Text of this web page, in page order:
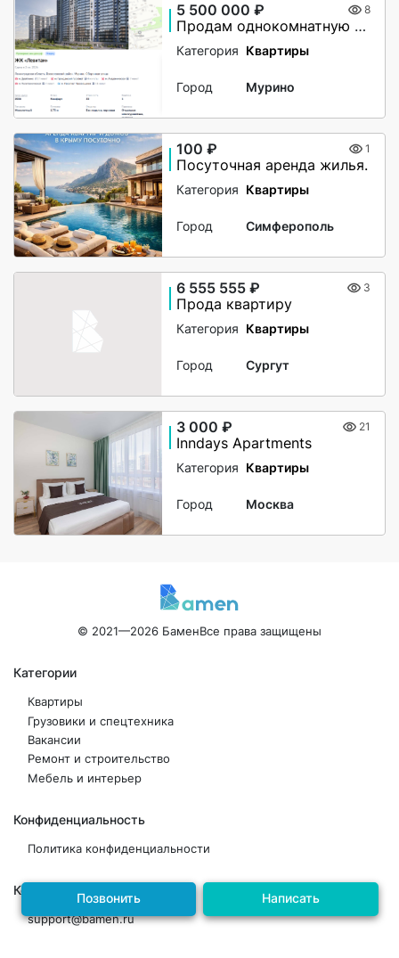
5 500 000 ₽ 8
Продам однокомнатную в ЖК Левитан
Категория Квартиры
Город Мурино
100 ₽ 1
Посуточная аренда жилья.
Категория Квартиры
Город Симферополь
6 555 555 ₽ 3
Прода квартиру
Категория Квартиры
Город Сургут
3 000 ₽ 21
Inndays Apartments
Категория Квартиры
Город Москва
Позвонить Написать
© 2021—2026 БаменВсе права защищены
Категории
Квартиры
Грузовики и спецтехника
Вакансии
Ремонт и строительство
Мебель и интерьер
Конфиденциальность
Политика конфиденциальности
Контакты
support@bamen.ru